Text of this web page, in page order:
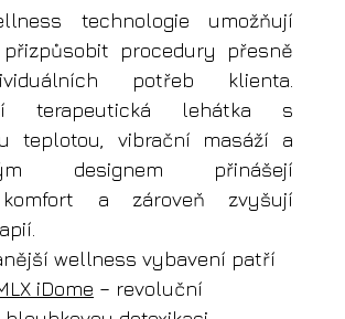
technologie umožňují
procedury přesně
potřeb klienta.
terapeutická lehátka s
teplotou, vibrační masáží a
designem přinášejí
komfort a zároveň zvyšují
wellness vybavení patří
iDome – revoluční